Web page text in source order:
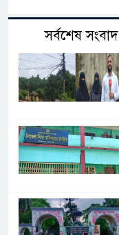
সর্বশেষ সংবাদ